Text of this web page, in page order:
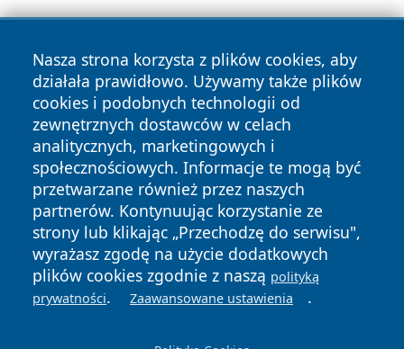
Nasza strona korzysta z plików cookies, aby
działała prawidłowo. Używamy także plików
cookies i podobnych technologii od
zewnętrznych dostawców w celach
analitycznych, marketingowych i
społecznościowych. Informacje te mogą być
przetwarzane również przez naszych
partnerów. Kontynuując korzystanie ze
strony lub klikając „Przechodzę do serwisu",
wyrażasz zgodę na użycie dodatkowych
plików cookies zgodnie z naszą polityką
prywatności. Zaawansowane ustawienia .
Copyright © 2026 echowarszawy.pl Wszystkie prawa
zastrzeżone.
News Autorzy
Polityka
Prywatności
Polityka
Cookies